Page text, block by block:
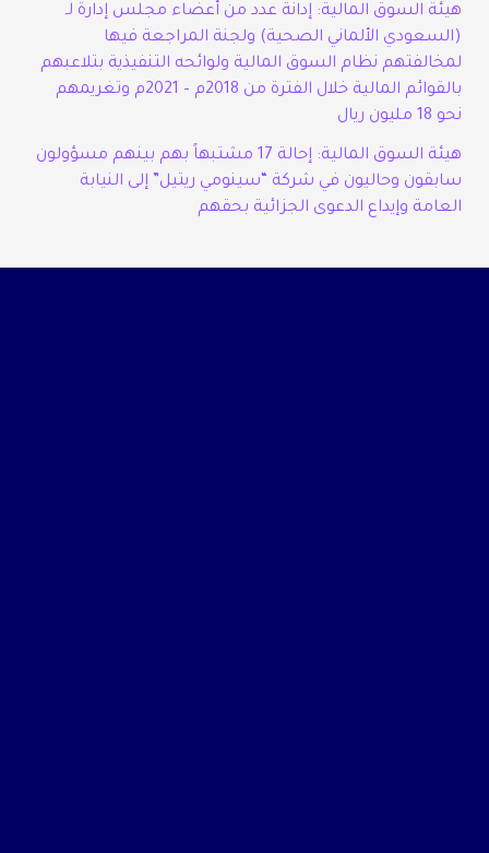
هيئة السوق المالية: إدانة عدد من أعضاء مجلس إدارة لـ
(السعودي الألماني الصحية) ولجنة المراجعة فيها
لمخالفتهم نظام السوق المالية ولوائحه التنفيذية بتلاعبهم
بالقوائم المالية خلال الفترة من 2018م – 2021م وتغريمهم
نحو 18 مليون ريال
هيئة السوق المالية: إحالة 17 مشتبهاً بهم بينهم مسؤولون
سابقون وحاليون في شركة “سينومي ريتيل” إلى النيابة
العامة وإيداع الدعوى الجزائية بحقهم